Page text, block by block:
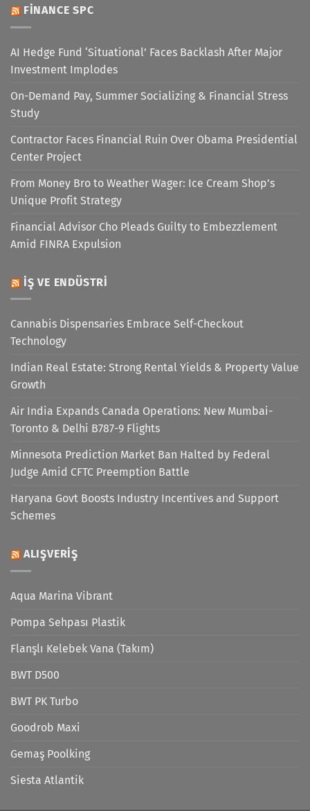
FINANCE SPC
AI Hedge Fund ‘Situational’ Faces Backlash After Major
Investment Implodes
On-Demand Pay, Summer Socializing & Financial Stress
Study
Contractor Faces Financial Ruin Over Obama Presidential
Center Project
From Money Bro to Weather Wager: Ice Cream Shop’s
Unique Profit Strategy
Financial Advisor Cho Pleads Guilty to Embezzlement
Amid FINRA Expulsion
İŞ VE ENDÜSTRI
Cannabis Dispensaries Embrace Self-Checkout
Technology
Indian Real Estate: Strong Rental Yields & Property Value
Growth
Air India Expands Canada Operations: New Mumbai-
Toronto & Delhi B787-9 Flights
Minnesota Prediction Market Ban Halted by Federal
Judge Amid CFTC Preemption Battle
Haryana Govt Boosts Industry Incentives and Support
Schemes
ALIŞVERIŞ
Aqua Marina Vibrant
Pompa Sehpası Plastik
Flanşlı Kelebek Vana (Takım)
BWT D500
BWT PK Turbo
Goodrob Maxi
Gemaş Poolking
Siesta Atlantik